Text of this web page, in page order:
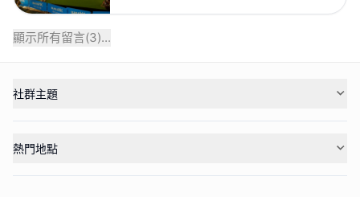
顯示所有留言(3)...
社群主題
熱門地點